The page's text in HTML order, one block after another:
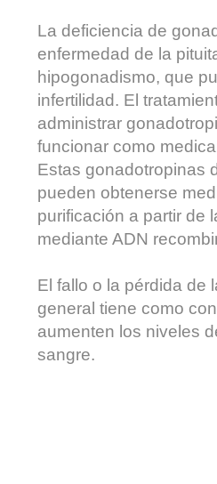
La deficiencia de
enfermedad de la
hipogonadismo, que
infertilidad. El
administrar
funcionar como
Estas gonadotropinas
pueden obtenerse
purificación a partir de
mediante ADN
El fallo o la pérdida de
general tiene como
aumenten los niveles
sangre.